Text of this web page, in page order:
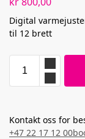
Digital
til 12 brett
Kontakt oss for
+47 22 17 12 00